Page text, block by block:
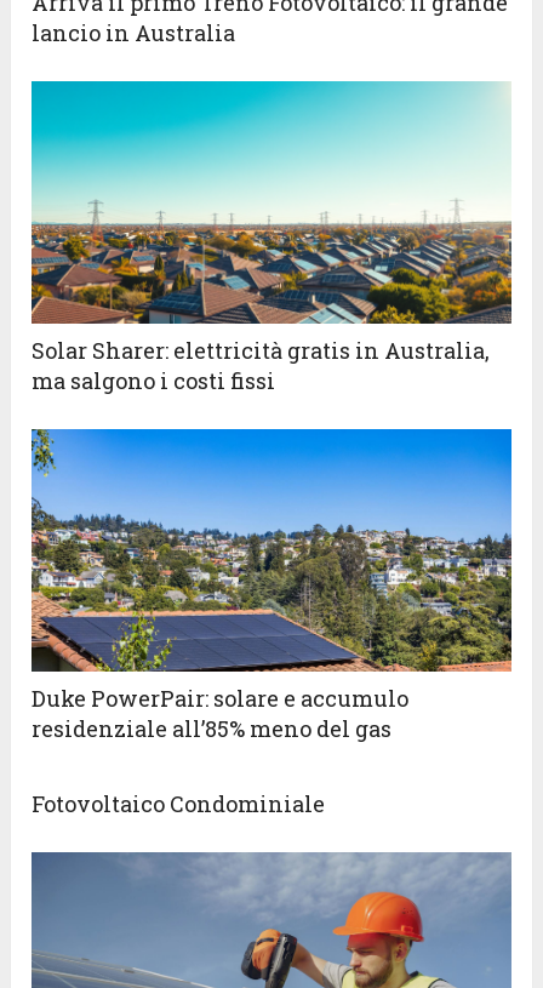
lancio in Australia
Solar Sharer: elettricità gratis in Australia,
ma salgono i costi fissi
Duke PowerPair: solare e accumulo
residenziale all’85% meno del gas
Fotovoltaico Condominiale